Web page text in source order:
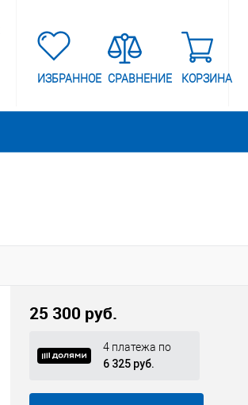
ИЗБРАННОЕ СРАВНЕНИЕ КОРЗИНА
25 300 руб.
4 платежа по
6 325 руб.